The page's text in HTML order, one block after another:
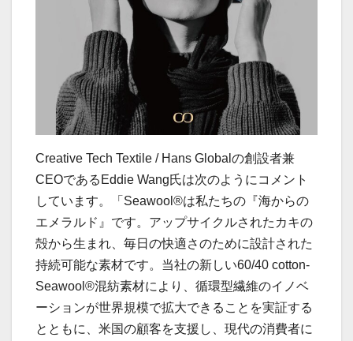
Creative Tech Textile / Hans Globalの創設者兼
CEOであるEddie Wang氏は次のようにコメント
しています。「Seawool®は私たちの『海からの
エメラルド』です。アップサイクルされたカキの
殻から生まれ、毎日の快適さのために設計された
持続可能な素材です。当社の新しい60/40 cotton-
Seawool®混紡素材により、循環型繊維のイノベ
ーションが世界規模で拡大できることを実証する
とともに、米国の顧客を支援し、現代の消費者に